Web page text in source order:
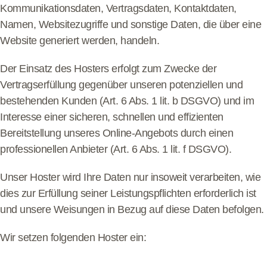
Kommunikationsdaten, Vertragsdaten, Kontaktdaten,
Namen, Websitezugriffe und sonstige Daten, die über eine
Website generiert werden, handeln.
Der Einsatz des Hosters erfolgt zum Zwecke der
Vertragserfüllung gegenüber unseren potenziellen und
bestehenden Kunden (Art. 6 Abs. 1 lit. b DSGVO) und im
Interesse einer sicheren, schnellen und effizienten
Bereitstellung unseres Online-Angebots durch einen
professionellen Anbieter (Art. 6 Abs. 1 lit. f DSGVO).
Unser Hoster wird Ihre Daten nur insoweit verarbeiten, wie
dies zur Erfüllung seiner Leistungspflichten erforderlich ist
und unsere Weisungen in Bezug auf diese Daten befolgen.
Wir setzen folgenden Hoster ein: